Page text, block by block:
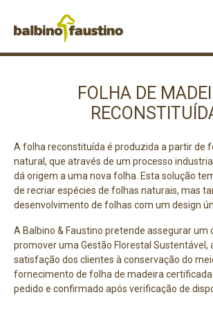
FOLHA DE
A folha reconstituída é produzida a partir de
natural, que através de um processo
dá origem a uma nova folha. Esta solução
de recriar espécies de folhas naturais, mas
desenvolvimento de folhas com um design
A Balbino & Faustino pretende assegurar um
promover uma Gestão Florestal Sustentável,
satisfação dos clientes à conservação do
fornecimento de folha de madeira
pedido e confirmado após verificação de